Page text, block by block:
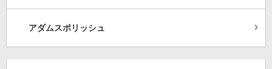
アダムスポリッシュ